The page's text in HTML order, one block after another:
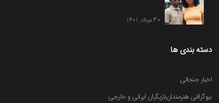
30 مرداد, 1401
دسته بندی ها
اخبار جنجالی
بیوگرافی هنرمندانبازیگران ایرانی و خارجی